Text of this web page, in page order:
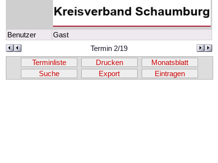
Benutzer
Gast
Termin 2/19
Terminliste
Drucken
Monatsblatt
Suche
Export Eintragen